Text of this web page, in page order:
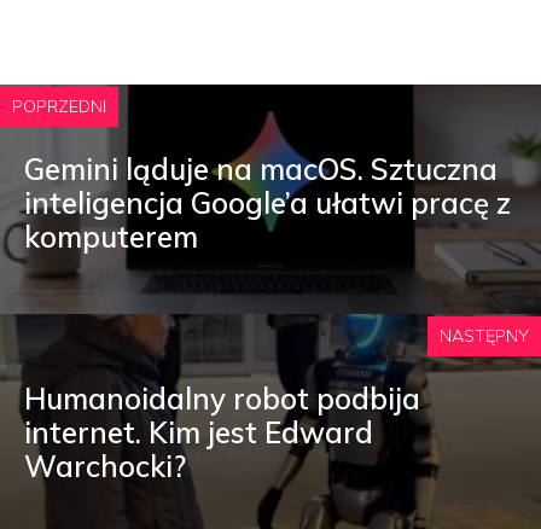
POPRZEDNI
Gemini ląduje na macOS. Sztuczna
inteligencja Google’a ułatwi pracę z
komputerem
NASTĘPNY
Humanoidalny robot podbija
internet. Kim jest Edward
Warchocki?